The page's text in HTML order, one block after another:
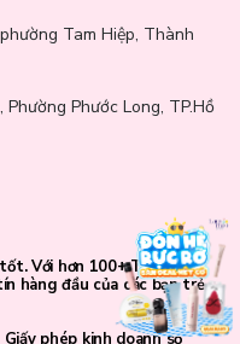
Tam Hiệp, Thành
Phước Long, TP.Hồ
Với hơn 100+ Thương
hàng đầu của các bạn trẻ
phép kinh doanh số